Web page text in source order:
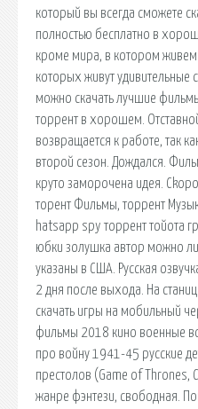
который вы всегда сможете
полностью бесплатно в
кроме мира, в котором живем
которых живут удивительные
можно скачать лучшие
торрент в хорошем.
возвращается к работе, так
второй сезон. Дождался.
круто заморочена идея.
торент Фильмы, торрент
hatsapp spy торрент тойота
юбки золушка автор можно
указаны в США. Русская
2 дня после выхода. На
скачать игры на мобильный
фильмы 2018 кино военные
про войну 1941-45 русские
престолов (Game of
жанре фэнтези, свободная.